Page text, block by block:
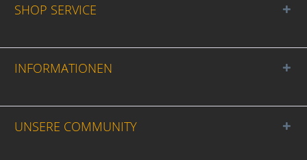
SHOP SERVICE
INFORMATIONEN
UNSERE COMMUNITY